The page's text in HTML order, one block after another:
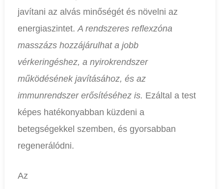
javítani az alvás minőségét és növelni az
energiaszintet.A rendszeres reflexzóna
masszázs hozzájárulhat a jobb
vérkeringéshez, a nyirokrendszer
működésének javításához, és az
immunrendszer erősítéséhez is. Ezáltal a test
képes hatékonyabban küzdeni a
betegségekkel szemben, és gyorsabban
regenerálódni.
Az